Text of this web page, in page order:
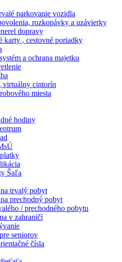
parkovanie vozidla
rozkopávky a uzávierky
dopravy
karty , cestovné poriadky
a ochrana majetku
virtuálny cintorín
miesta
hodiny
Šaľa
trvalý pobyt
prechodný pobyt
/ prechodného pobytu
v zahraničí
seniorov
čísla